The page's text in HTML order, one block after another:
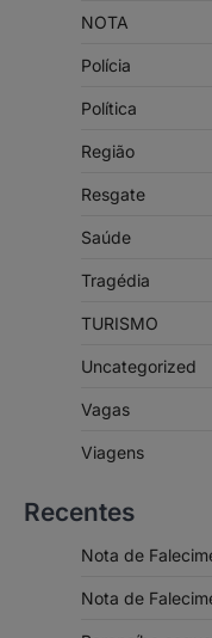
NOTA
Polícia
Política
Região
Resgate
Saúde
Tragédia
TURISMO
Uncategorized
Vagas
Viagens
Recentes
Nota de
Nota de